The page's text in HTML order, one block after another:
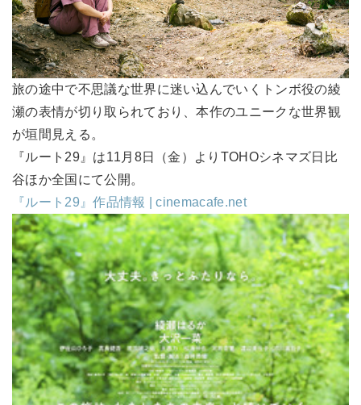
旅の途中で不思議な世界に迷い込んでいくトンボ役の綾
瀬の表情が切り取られており、本作のユニークな世界観
が垣間見える。
『ルート29』は11月8日（金）よりTOHOシネマズ日比
谷ほか全国にて公開。
『ルート29』作品情報 | cinemacafe.net